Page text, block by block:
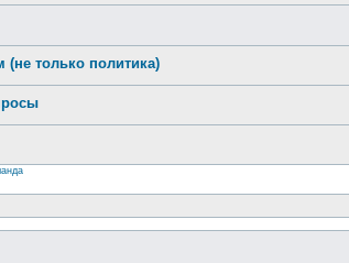
(не только политика)